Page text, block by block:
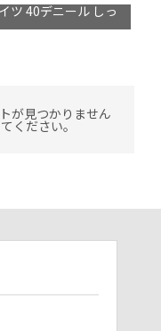
ツ 40デニール しっ
が見つかりません
ください。